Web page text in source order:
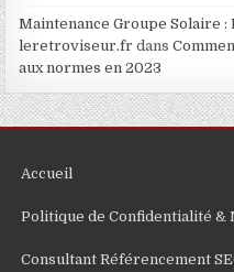
Maintenance Groupe Solaire :
leretroviseur.fr dans
aux normes en 2023
Accueil
Politique de Confidentialité &
Consultant Référencement